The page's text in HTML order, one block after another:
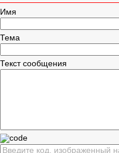
Имя
Тема
Текст сообщения